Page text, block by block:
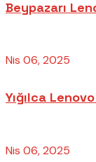
Beypazarı
Nis 06, 2025
Yığılca
Nis 06, 2025